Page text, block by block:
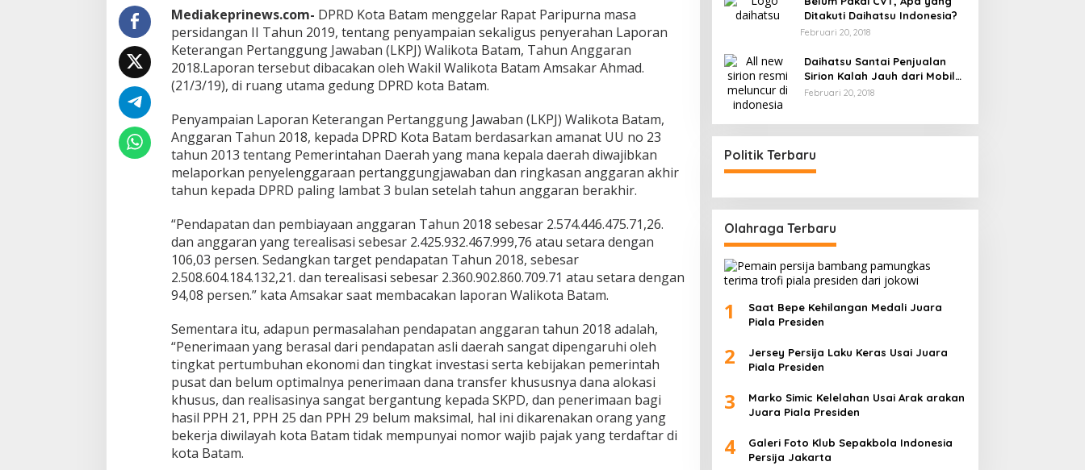
a
a
s
a
P
s
i
d
a
n
g
n
I
T
a
h
n
2
0
1
9
,
D
P
D
Mediakeprinews.com- DPRD Kota Batam menggelar Rapat Paripurna masa
persidangan II Tahun 2019, tentang penyampaian sekaligus penyerahan Laporan
Keterangan Pertanggung Jawaban (LKPJ) Walikota Batam, Tahun Anggaran
2018.Laporan tersebut dibacakan oleh Wakil Walikota Batam Amsakar Ahmad.
(21/3/19), di ruang utama gedung DPRD kota Batam.
Penyampaian Laporan Keterangan Pertanggung Jawaban (LKPJ) Walikota Batam,
Anggaran Tahun 2018, kepada DPRD Kota Batam berdasarkan amanat UU no 23
tahun 2013 tentang Pemerintahan Daerah yang mana kepala daerah diwajibkan
melaporkan penyelenggaraan pertanggungjawaban dan ringkasan anggaran akhir
tahun kepada DPRD paling lambat 3 bulan setelah tahun anggaran berakhir.
“Pendapatan dan pembiayaan anggaran Tahun 2018 sebesar 2.574.446.475.71,26.
dan anggaran yang terealisasi sebesar 2.425.932.467.999,76 atau setara dengan
106,03 persen. Sedangkan target pendapatan Tahun 2018, sebesar
2.508.604.184.132,21. dan terealisasi sebesar 2.360.902.860.709.71 atau setara dengan
94,08 persen.” kata Amsakar saat membacakan laporan Walikota Batam.
Sementara itu, adapun permasalahan pendapatan anggaran tahun 2018 adalah,
“Penerimaan yang berasal dari pendapatan asli daerah sangat dipengaruhi oleh
tingkat pertumbuhan ekonomi dan tingkat investasi serta kebijakan pemerintah
pusat dan belum optimalnya penerimaan dana transfer khususnya dana alokasi
khusus, dan realisasinya sangat bergantung kepada SKPD, dan penerimaan bagi
hasil PPH 21, PPH 25 dan PPH 29 belum maksimal, hal ini dikarenakan orang yang
bekerja diwilayah kota Batam tidak mempunyai nomor wajib pajak yang terdaftar di
kota Batam.
Ditakuti Daihatsu Indonesia?
Februari 20, 2018
Daihatsu Santai Penjualan
Sirion Kalah Jauh dari Mobil
LCGC
Februari 20, 2018
Politik Terbaru
Olahraga Terbaru
1
Saat Bepe Kehilangan Medali Juara
Piala Presiden
2
Jersey Persija Laku Keras Usai Juara
Piala Presiden
3
Marko Simic Kelelahan Usai Arak arakan
Juara Piala Presiden
4
Galeri Foto Klub Sepakbola Indonesia
Persija Jakarta